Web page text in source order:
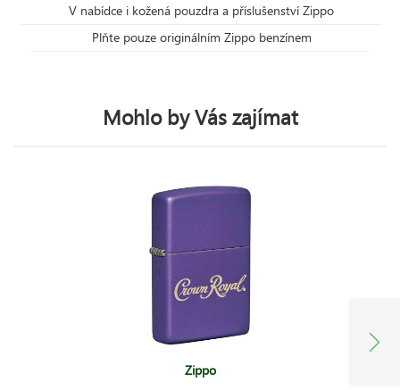
V nabídce i kožená pouzdra a příslušenství Zippo
Plňte pouze originálním Zippo benzínem
Mohlo by Vás zajímat
Zippo